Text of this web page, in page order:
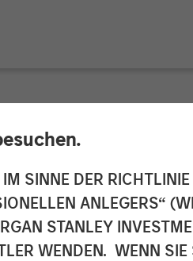
SINNE DER
ANLEGERS“
STANLEY
WENDEN. WENN
to